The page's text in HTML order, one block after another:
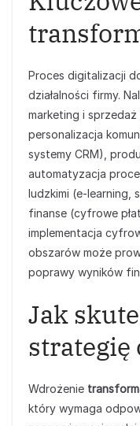
Proces digitalizacji
działalności firmy.
marketing i
personalizacja
systemy CRM),
automatyzacja
ludzkimi (e-learning,
finanse (cyfrowe
implementacja
obszarów może
poprawy wyników
Jak
strategię
Wdrożenie
który wymaga